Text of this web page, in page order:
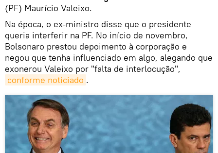
(PF) Maurício Valeixo.
Na época, o ex-ministro disse que o presidente
queria interferir na PF. No início de novembro,
Bolsonaro prestou depoimento à corporação e
negou que tenha influenciado em algo, alegando que
exonerou Valeixo por "falta de interlocução",
conforme noticiado .